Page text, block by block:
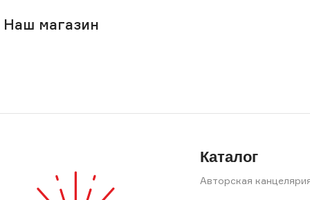
Наш магазин
Каталог
Авторская